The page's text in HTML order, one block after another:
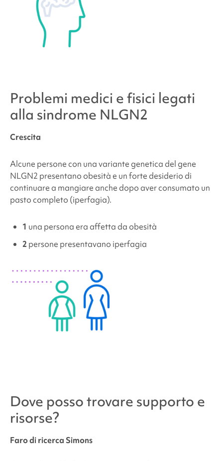
Problemi medici e fisici legati
alla sindrome NLGN2
Crescita
Alcune persone con una variante genetica del gene
NLGN2 presentano obesità e un forte desiderio di
continuare a mangiare anche dopo aver consumato un
pasto completo (iperfagia).
1 una persona era affetta da obesità
2 persone presentavano iperfagia
Dove posso trovare supporto e
risorse?
Faro di ricerca Simons